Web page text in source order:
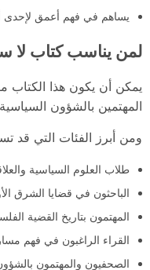
يساهم في فهم أعمق لإحدى
لمن يناسب كتاب لا
يمكن أن يكون هذا الكتاب
المهتمين بالشؤون السياسية
ومن أبرز الفئات التي قد
طلاب العلوم السياسية
الباحثون في قضايا الشرق
المهتمون بتاريخ القضية
القراء الراغبون في فهم
الصحفيون والمهتمون بالشؤون